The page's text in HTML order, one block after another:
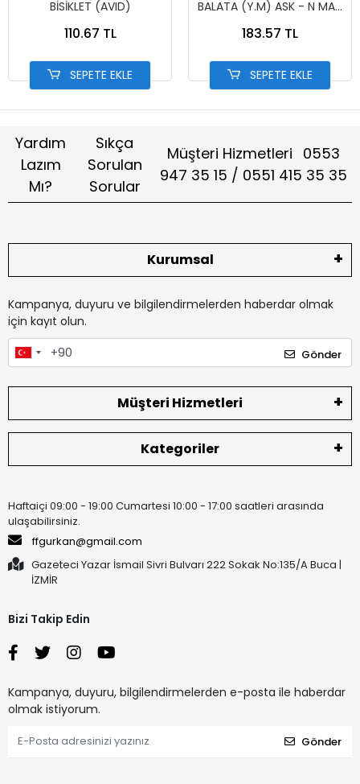
BİSİKLET (AVID)
110.67 TL
SEPETE EKLE
BALATA (Y.M) ASK - N MAX
Y.M ARKA
183.57 TL
SEPETE EKLE
Yardım
Lazım
Mı?
Sıkça
Sorulan
Sorular
Müşteri Hizmetleri 0553
947 35 15 / 0551 415 35 35
Kurumsal
Kampanya, duyuru ve bilgilendirmelerden haberdar olmak
için kayıt olun.
Gönder
Müşteri Hizmetleri
Kategoriler
Haftaiçi 09:00 - 19:00 Cumartesi 10:00 - 17:00 saatleri arasında
ulaşabilirsiniz.
ffgurkan@gmail.com
Gazeteci Yazar İsmail Sivri Bulvarı 222 Sokak No:135/A Buca |
İZMİR
Bizi Takip Edin
Kampanya, duyuru, bilgilendirmelerden e-posta ile haberdar
olmak istiyorum.
Gönder